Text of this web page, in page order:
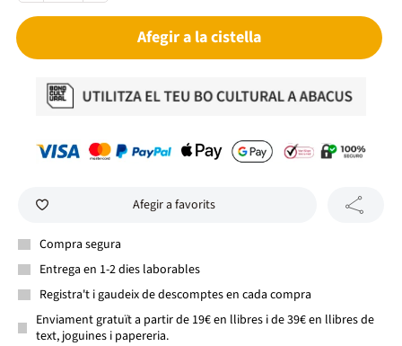
Afegir a la cistella
Afegir a favorits
Compra segura
Entrega en 1-2 dies laborables
Registra't i gaudeix de descomptes en cada compra
Enviament gratuït a partir de 19€ en llibres i de 39€ en llibres de
text, joguines i papereria.